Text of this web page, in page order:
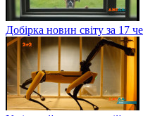
Добірка новин світу за 17